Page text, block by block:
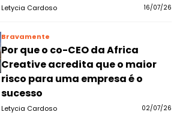
Letycia Cardoso 16/07/26
Bravamente
Por que o co-CEO da Africa
Creative acredita que o maior
risco para uma empresa é o
sucesso
Letycia Cardoso 02/07/26